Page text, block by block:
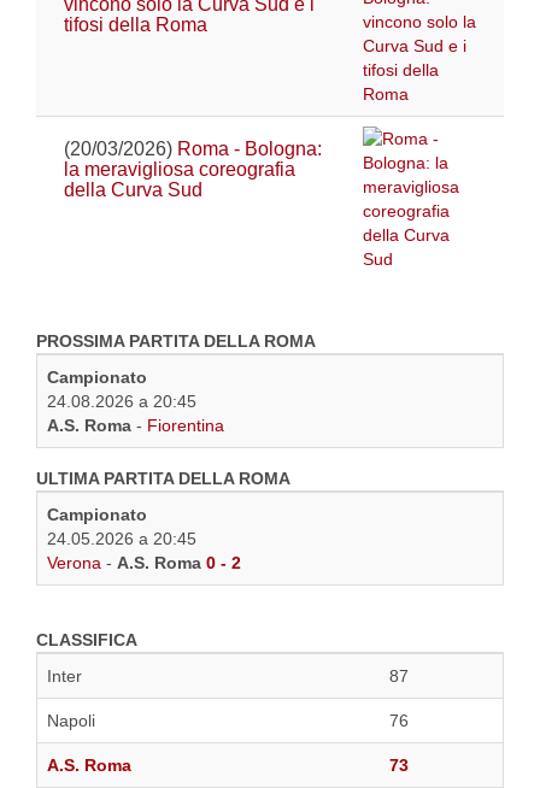
vincono solo la Curva Sud e i
tifosi della Roma
(20/03/2026) Roma - Bologna:
la meravigliosa coreografia
della Curva Sud
PROSSIMA PARTITA DELLA ROMA
Campionato
24.08.2026 a 20:45
A.S. Roma - Fiorentina
ULTIMA PARTITA DELLA ROMA
Campionato
24.05.2026 a 20:45
Verona - A.S. Roma 0 - 2
CLASSIFICA
Inter
87
Napoli 76
A.S. Roma 73